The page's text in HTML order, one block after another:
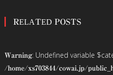
ナ
ゲ
RELATED POSTS
Warning: Undefined variable
/home/xs703844/cowai.jp/